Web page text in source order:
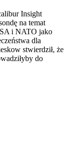
Insight
na temat
i NATO jako
dla
stwierdził, że
do